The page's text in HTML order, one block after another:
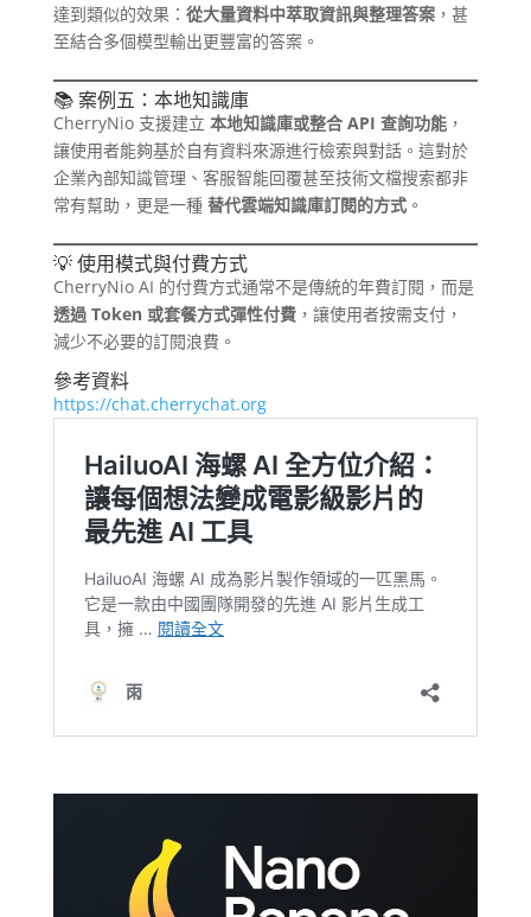
達到類似的效果： 從大量資料中萃取資訊與整理答案，甚
至結合多個模型輸出更豐富的答案。
📚 案例五：本地知識庫
CherryNio 支援建立 本地知識庫或整合 API 查詢功能，
讓使用者能夠基於自有資料來源進行檢索與對話。這對於
企業內部知識管理、客服智能回覆甚至技術文檔搜索都非
常有幫助，更是一種 替代雲端知識庫訂閱的方式。
💡 使用模式與付費方式
CherryNio AI 的付費方式通常不是傳統的年費訂閱，而是
透過 Token 或套餐方式彈性付費，讓使用者按需支付，
減少不必要的訂閱浪費。
參考資料
https://chat.cherrychat.org